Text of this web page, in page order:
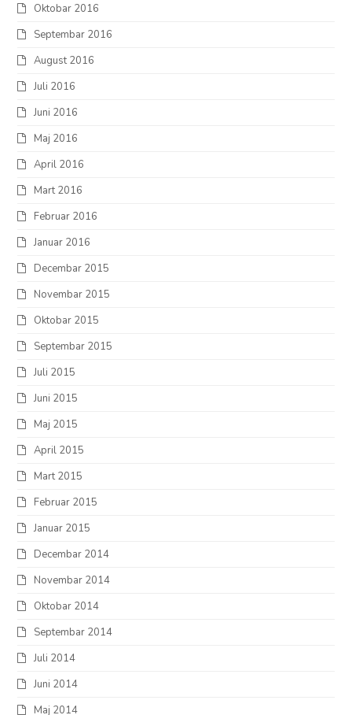
Oktobar 2016
Septembar 2016
August 2016
Juli 2016
Juni 2016
Maj 2016
April 2016
Mart 2016
Februar 2016
Januar 2016
Decembar 2015
Novembar 2015
Oktobar 2015
Septembar 2015
Juli 2015
Juni 2015
Maj 2015
April 2015
Mart 2015
Februar 2015
Januar 2015
Decembar 2014
Novembar 2014
Oktobar 2014
Septembar 2014
Juli 2014
Juni 2014
Maj 2014